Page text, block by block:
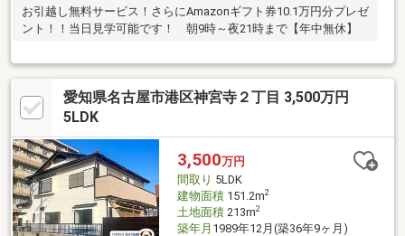
お引越し無料サービス！さらにAmazonギフト券10.1万円分プレゼ
ント！！当日見学可能です！ 朝9時～夜21時まで【年中無休】
愛知県名古屋市港区神宮寺２丁目 3,500万円
5LDK
3,500万円
間取り 5LDK
建物面積151.2m2
土地面積213m2
築年月 1989年12月(築36年9ヶ月)